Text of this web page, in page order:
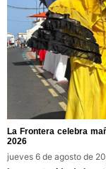
La Frontera celebra
2026
jueves 6 de agosto de